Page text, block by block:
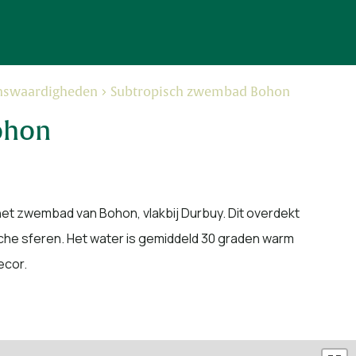
Subtropisch zwembad Bohon
zwembad van Bohon, vlakbij Durbuy. Dit overdekt
sferen. Het water is gemiddeld 30 graden warm